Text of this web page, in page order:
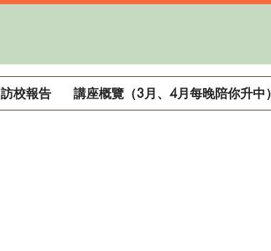
訪校報告 講座概覽（3月、4月每晚陪你升中）